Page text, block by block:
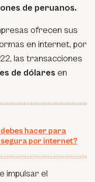
de peruanos.
ofrecen sus
en internet, por
las transacciones
de dólares en
hacer para
por internet?
impulsar el